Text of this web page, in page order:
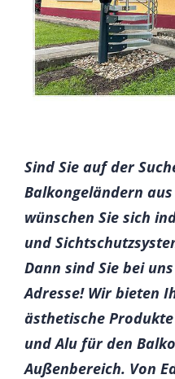
Sind Sie auf der
Balkongeländern
wünschen Sie sich
und
Dann sind Sie bei
Adresse! Wir bieten
ästhetische
und Alu für den
Außenbereich. Von